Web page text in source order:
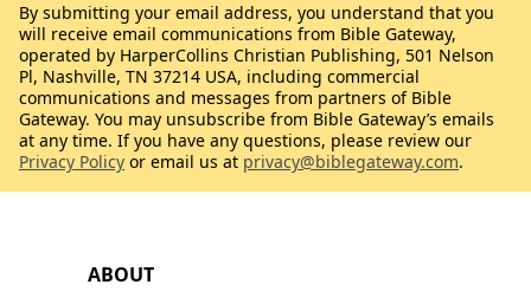
ABOUT
By submitting your email address, you understand that you
will receive email communications from Bible Gateway,
operated by HarperCollins Christian Publishing, 501 Nelson
Pl, Nashville, TN 37214 USA, including commercial
communications and messages from partners of Bible
Gateway. You may unsubscribe from Bible Gateway’s emails
at any time. If you have any questions, please review our
Privacy Policy or email us at privacy@biblegateway.com.